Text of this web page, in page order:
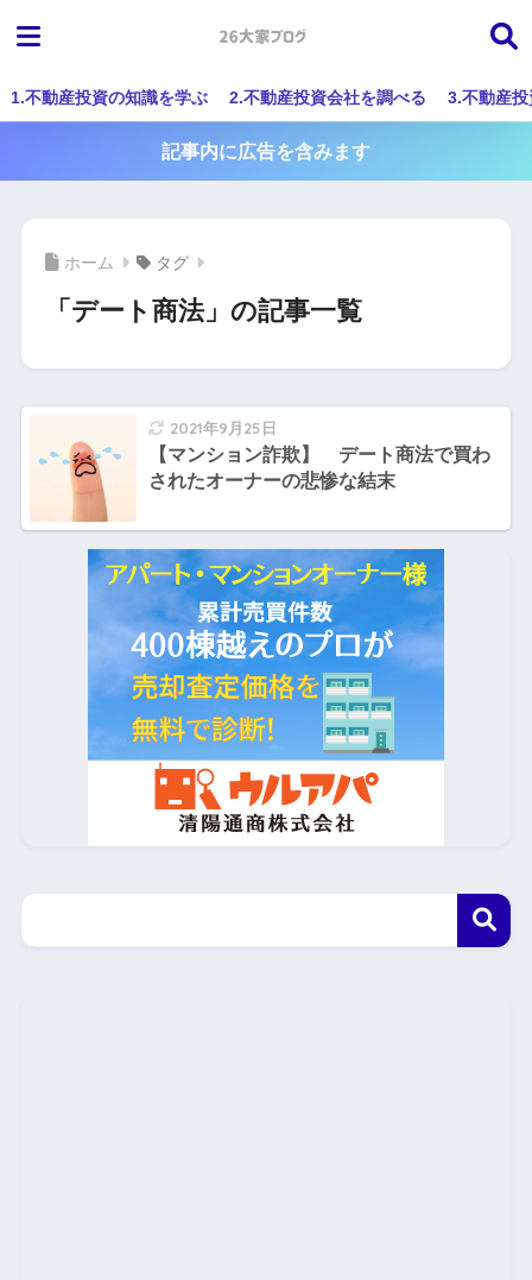
1.不動産投資の知識を学ぶ 2.不動産投資会社を調べる 3.不動産
記事内に広告を含みます
ホーム タグ
「デート商法」の記事一覧
2021年9月25日
【マンション詐欺】 デート商法で買わ
されたオーナーの悲惨な結末